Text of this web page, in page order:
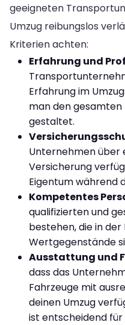
geeigneten
Umzug reibungslos
Kriterien achten:
Erfahrung und
Erfahrung im
man den gesamten
gestaltet.
Unternehmen über
Versicherung
Eigentum während
Kompetentes
qualifizierten und
bestehen, die in der
Wertgegenstände
Ausstattung und
dass das
Fahrzeuge mit
deinen Umzug
ist entscheidend